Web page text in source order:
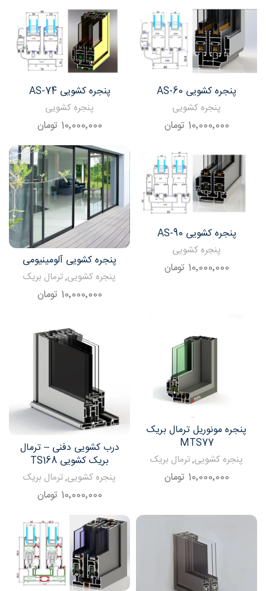
پنجره کشویی AS-60
پنجره کشویی
10٬000٬000 تومان
پنجره کشویی AS-74
پنجره کشویی
10٬000٬000 تومان
پنجره کشویی AS-90
پنجره کشویی
10٬000٬000 تومان پنجره کشویی آلومینیومی
پنجره کشویی,ترمال بریک
10٬000٬000 تومان
پنجره مونوریل ترمال بریک
MTS77
پنجره کشویی,ترمال بریک
10٬000٬000 تومان
درب کشویی دفنی – ترمال
بریک کشویی TS168
پنجره کشویی,ترمال بریک
10٬000٬000 تومان